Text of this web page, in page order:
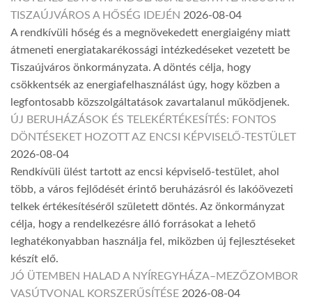
TISZAÚJVÁROS A HŐSÉG IDEJÉN 2026-08-04
A rendkívüli hőség és a megnövekedett energiaigény miatt
átmeneti energiatakarékossági intézkedéseket vezetett be
Tiszaújváros önkormányzata. A döntés célja, hogy
csökkentsék az energiafelhasználást úgy, hogy közben a
legfontosabb közszolgáltatások zavartalanul működjenek.
ÚJ BERUHÁZÁSOK ÉS TELEKÉRTÉKESÍTÉS: FONTOS
DÖNTÉSEKET HOZOTT AZ ENCSI KÉPVISELŐ-TESTÜLET
2026-08-04
Rendkívüli ülést tartott az encsi képviselő-testület, ahol
több, a város fejlődését érintő beruházásról és lakóövezeti
telkek értékesítéséről született döntés. Az önkormányzat
célja, hogy a rendelkezésre álló forrásokat a lehető
leghatékonyabban használja fel, miközben új fejlesztéseket
készít elő.
JÓ ÜTEMBEN HALAD A NYÍREGYHÁZA–MEZŐZOMBOR
VASÚTVONAL KORSZERŰSÍTÉSE 2026-08-04